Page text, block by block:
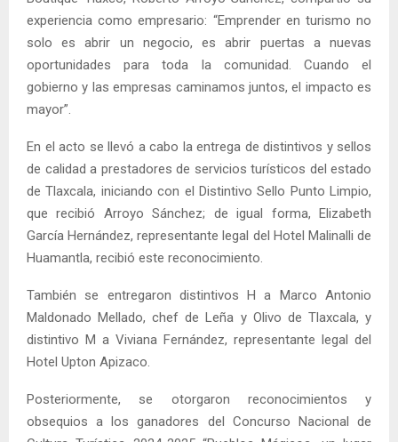
experiencia como empresario: “Emprender en turismo no
solo es abrir un negocio, es abrir puertas a nuevas
oportunidades para toda la comunidad. Cuando el
gobierno y las empresas caminamos juntos, el impacto es
mayor”.
En el acto se llevó a cabo la entrega de distintivos y sellos
de calidad a prestadores de servicios turísticos del estado
de Tlaxcala, iniciando con el Distintivo Sello Punto Limpio,
que recibió Arroyo Sánchez; de igual forma, Elizabeth
García Hernández, representante legal del Hotel Malinalli de
Huamantla, recibió este reconocimiento.
También se entregaron distintivos H a Marco Antonio
Maldonado Mellado, chef de Leña y Olivo de Tlaxcala, y
distintivo M a Viviana Fernández, representante legal del
Hotel Upton Apizaco.
Posteriormente, se otorgaron reconocimientos y
obsequios a los ganadores del Concurso Nacional de